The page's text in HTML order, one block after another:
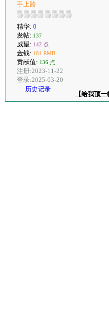
手上路
精华: 0
发帖: 137
威望: 142 点
金钱: 181 RMB
贡献值: 136 点
注册:2023-11-22
登录:2025-03-20
历史记录
【给我顶一